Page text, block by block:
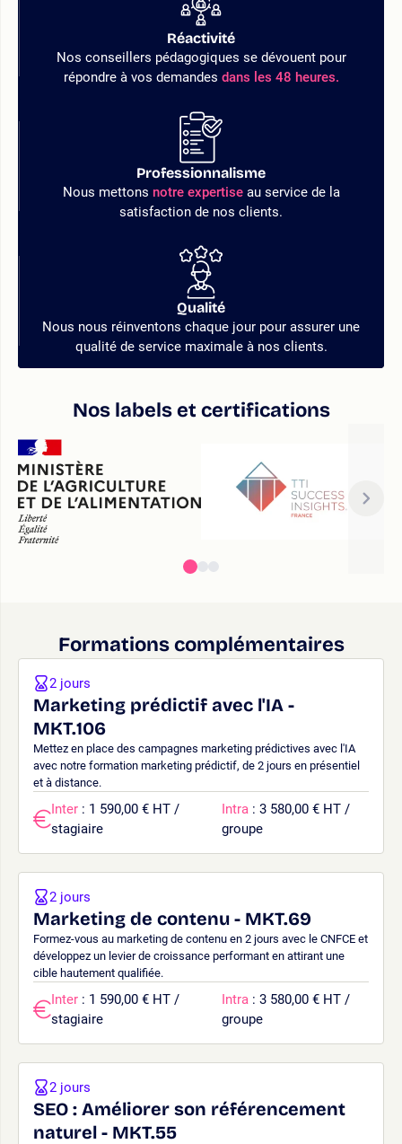
Réactivité
Nos conseillers pédagogiques se dévouent pour
répondre à vos demandes dans les 48 heures.
Professionnalisme
Nous mettons notre expertiseau service de la
satisfaction de nos clients.
Qualité
Nous nous réinventons chaque jour pour assurer une
qualité de service maximale à nos clients.
Nos labels et certifications
Formations complémentaires
Marketing prédictif avec l'IA -
MKT.106
Mettez en place des campagnes marketing prédictives avec l'IA
avec notre formation marketing prédictif, de 2 jours en présentiel
et à distance.
2 jours
Inter : 1 590,00 € HT /
stagiaire
Intra : 3 580,00 € HT /
groupe
Marketing de contenu - MKT.69
Formez-vous au marketing de contenu en 2 jours avec le CNFCE et
développez un levier de croissance performant en attirant une
cible hautement qualifiée.
2 jours
Inter : 1 590,00 € HT /
stagiaire
Intra : 3 580,00 € HT /
groupe
SEO : Améliorer son référencement
naturel - MKT.55
2 jours